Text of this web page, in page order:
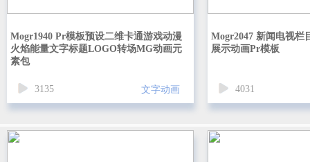
Mogr1940 Pr模板预设二维卡通游戏动漫
火焰能量文字标题LOGO转场MG动画元
素包
3135 文字动画
Mogr2047 新闻电视栏
展示动画Pr模板
4031